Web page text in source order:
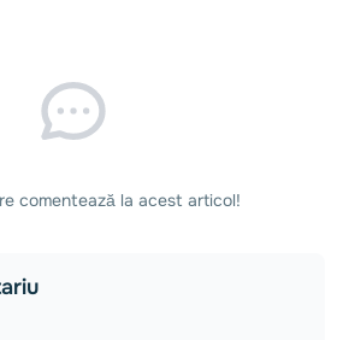
comentează la acest articol!